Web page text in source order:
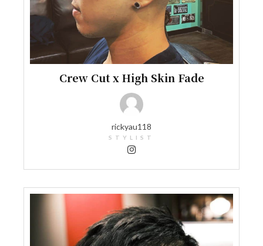
Crew Cut x High Skin Fade
rickyau118
STYLIST